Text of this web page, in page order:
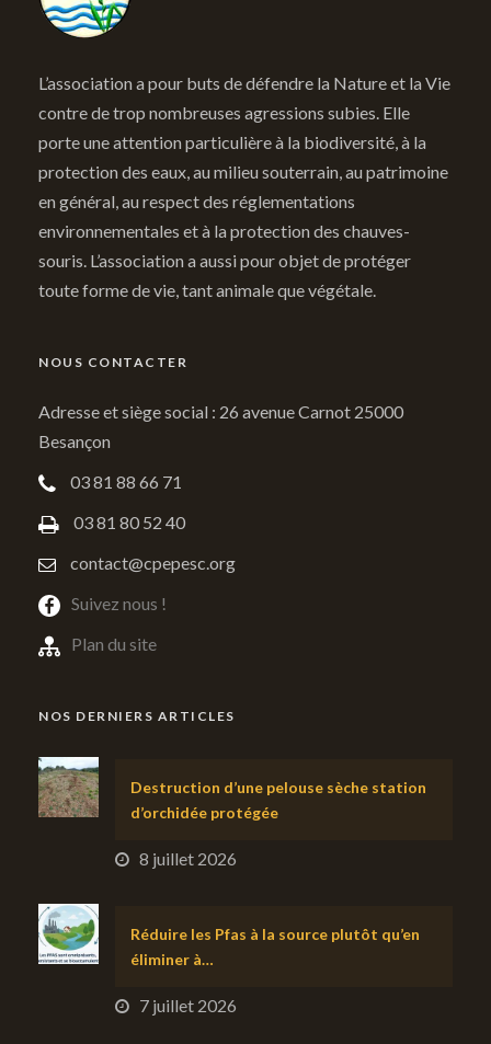
L’association a pour buts de défendre la Nature et la Vie
contre de trop nombreuses agressions subies. Elle
porte une attention particulière à la biodiversité, à la
protection des eaux, au milieu souterrain, au patrimoine
en général, au respect des réglementations
environnementales et à la protection des chauves-
souris. L’association a aussi pour objet de protéger
toute forme de vie, tant animale que végétale.
NOUS CONTACTER
Adresse et siège social : 26 avenue Carnot 25000
Besançon
03 81 88 66 71
03 81 80 52 40
contact@cpepesc.org
Suivez nous !
Plan du site
NOS DERNIERS ARTICLES
Destruction d’une pelouse sèche station
d’orchidée protégée
8 juillet 2026
Réduire les Pfas à la source plutôt qu’en
éliminer à…
7 juillet 2026